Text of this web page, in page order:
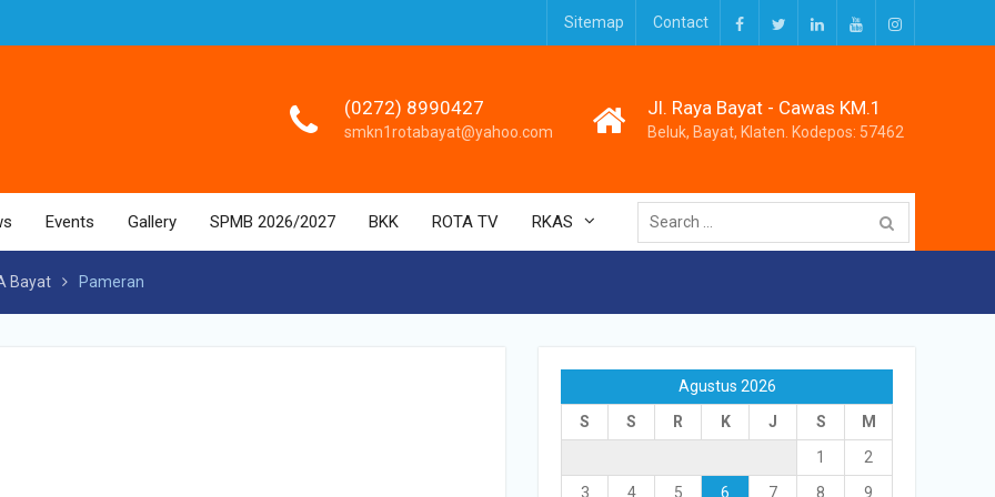
Facebook
TwitterLinkedInYoutubeInstagram
Sitemap Contact
(0272) 8990427
smkn1rotabayat@yahoo.com
Jl. Raya Bayat - Cawas KM.1
Beluk, Bayat, Klaten. Kodepos: 57462
Events Gallery SPMB 2026/2027 BKK ROTA TV RKAS
Search
for:
Bayat Pameran
Agustus 2026
S
S R K J S
M
1
2
3
4 5 6 7 8
9